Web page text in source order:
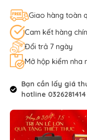
Giao hàng toàn
Cam kết hàng
Đổi trả 7 ngày
Mở hộp kiểm nha
Bạn cần lấy giá
hotline 0326281414